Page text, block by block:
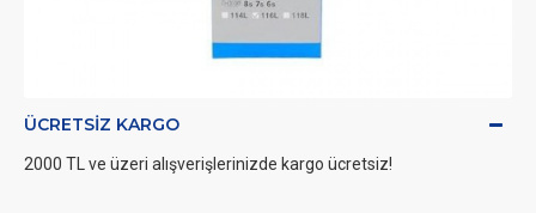
ÜCRETSIZ KARGO
2000 TL ve üzeri alışverişlerinizde kargo ücretsiz!